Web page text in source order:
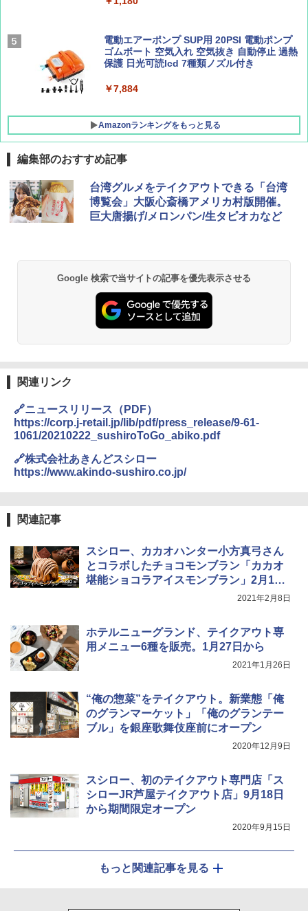
イド ブラックコーティング フルクローズ メ
ッシュ 4人用 簡単設置 ポップアップテント P
ATCW-150B エクルベージュ
￥-
電動エアーポンプ SUP用 20PSI 電動ポンプ
ゴムボート 空気入れ 空気抜き 自動停止 過熱
保護 日光可読lcd 7種類ノズル付き
￥7,884
Amazonランキングをもっと見る
編集部のおすすめ記事
台湾グルメをテイクアウトできる「台湾
博覧会」大阪心斎橋アメリカ村版開催。
巨大唐揚げ/メロンパン/生タピオカなど
Google 検索で当サイトの記事を優先表示させる
関連リンク
🔗ニュースリリース（PDF）
https://corp.j-retail.jp/lib/pdf/press_release/9-61-
1061/20210222_sushiroToGo_abiko.pdf
🔗株式会社あきんどスシロー
https://www.akindo-sushiro.co.jp/
関連記事
スシロー、カカオハンター小方真弓さん
とコラボしたチョコモンブラン「カカオ
堪能ショコラアイスモンブラン」2月10
2021年2月8日
ホテルニューグランド、テイクアウト専
用メニュー6種を販売。1月27日から
2021年1月26日
“俺の惣菜”をテイクアウト。新業態「俺
のグランマーケット」「俺のグランテー
ブル」を銀座歌舞伎座前にオープン
2020年12月9日
スシロー、初のテイクアウト専門店「ス
シローJR芦屋テイクアウト店」9月18日
から期間限定オープン
2020年9月15日
もっと関連記事を見る